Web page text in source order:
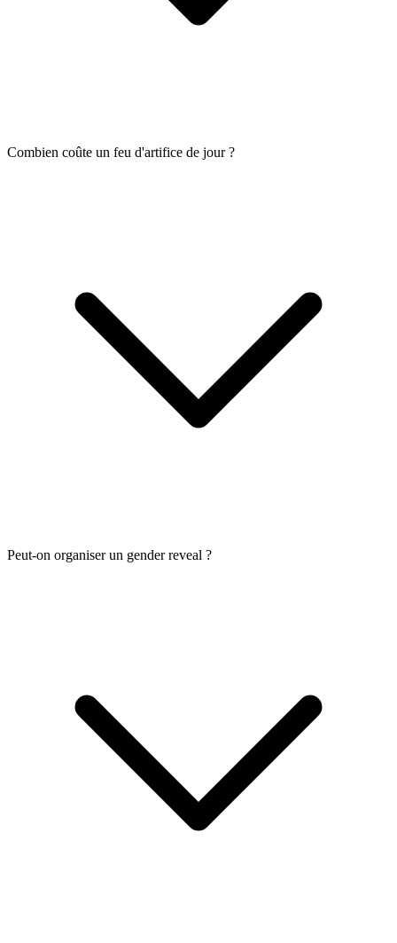
Combien coûte un feu d'artifice de jour ?
Peut-on organiser un gender reveal ?